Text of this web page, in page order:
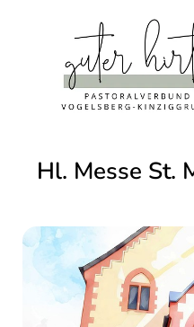
Hl. Messe St.